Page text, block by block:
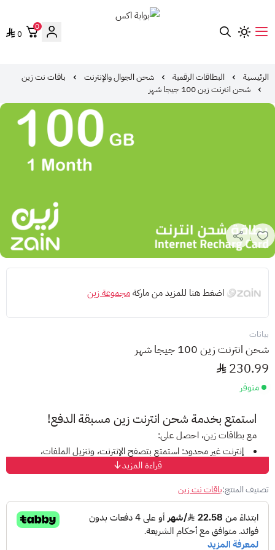
0
0
الرئيسية البطاقات الرقمية شحن الجوال والإنترنت
باقات نت زين
شحن انترنت زين 100 جيجا شهر
اضغط هنا للمزيد من ماركةمجموعة زين
بيانات
شحن انترنت زين 100 جيجا شهر
230.99
متوفر
استمتع بخدمة شحن انترنتزين مسبقة الدفع!
مع بطاقات زين، احصل على:
إنترنت غير محدود: استمتع بتصفح الإنترنت، وتنزيل الملفات،
ومشاهدة الفيديوهات دون قيود على البيانات.
عروض متنوعة:
احتياجاتك وميزانيتك.
أسعار تنافسية:احصل على أفضل قيمة مقابل أموالك مع عروض
زين للإنترنت.
سهولة الشحن:
قراءة المزيد
تصنيف المنتج:باقات نت زين